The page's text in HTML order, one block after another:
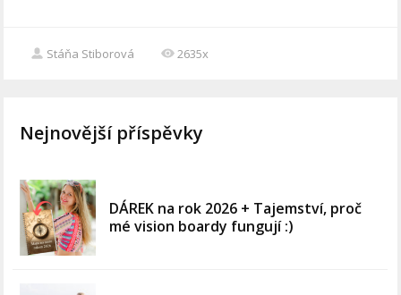
Stáňa Stiborová 2635x
Nejnovější příspěvky
DÁREK na rok 2026 + Tajemství, proč
mé vision boardy fungují :)